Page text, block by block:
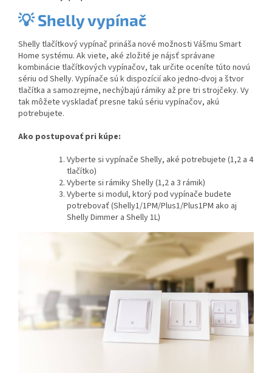
💡Shelly vypínač
Shelly tlačítkový vypínač prináša nové možnosti Vášmu Smart
Home systému. Ak viete, aké zložité je nájsť správane
kombinácie tlačítkových vypínačov, tak určite oceníte túto novú
sériu od Shelly. Vypínače sú k dispozícií ako jedno-dvoj a štvor
tlačítka a samozrejme, nechýbajú rámiky až pre tri strojčeky. Vy
tak môžete vyskladať presne takú sériu vypínačov, akú
potrebujete.
Ako postupovať pri kúpe:
Vyberte si vypínače Shelly, aké potrebujete (1,2 a 4
tlačítko)
Vyberte si rámiky Shelly (1,2 a 3 rámik)
Vyberte si modul, ktorý pod vypínače budete
potrebovať (Shelly1/1PM/Plus1/Plus1PM ako aj
Shelly Dimmer a Shelly 1L)